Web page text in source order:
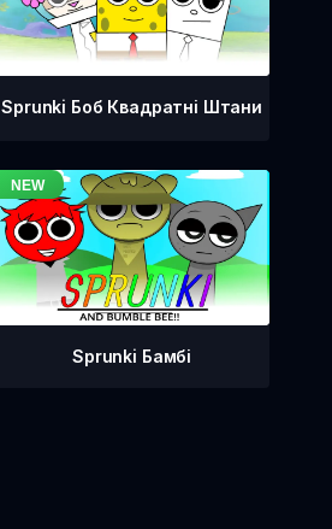
Sprunki Боб Квадратні Штани
Sprunki Бамбі